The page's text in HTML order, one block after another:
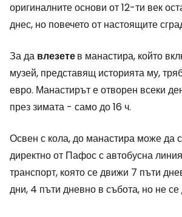
оригиналните основи от 12-ти век
днес, но повечето от настоящите
За да влезетев манастира, който
музей, представящ историята му,
евро. Манастирът е отворен всеки
през зимата - само до 16 ч.
Освен с кола, до манастира може да
директно от Пафос с автобусна линия
транспорт, която се движи 7 пъти
дни, 4 пъти дневно в събота, но не